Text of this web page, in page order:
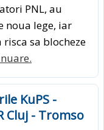
PNL, au
noua lege, iar
risca sa blocheze
KuPS -
Cluj - Tromso